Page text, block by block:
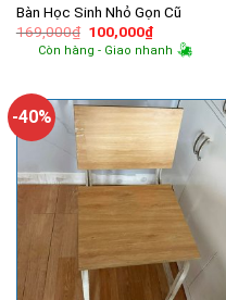
Bàn Học Sinh Nhỏ Gọn Cũ
169,000₫ Giá
gốc
là:
100,000₫Giá
hiện
tại
Còn hàng - Giao nhanh
-40%